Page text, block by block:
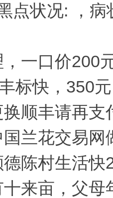
点状况: ，
一口价200
标快，350
顺丰请再支
兰花交易
陈村生活
来亩，父